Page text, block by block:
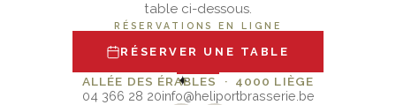
table ci-dessous.
RÉSERVATIONS EN LIGNE
RÉSERVER UNE TABLE
✦
ALLÉE DES ÉRABLES · 4000 LIÈGE
04 366 28 20info@heliportbrasserie.be